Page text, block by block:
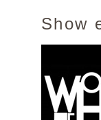
Show